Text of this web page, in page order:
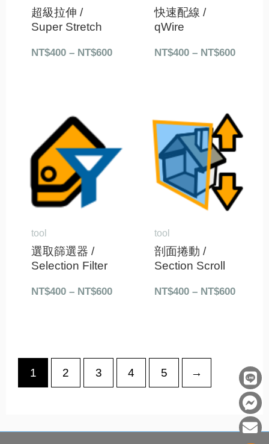
L
i
n
e
F
a
c
e
b
E
n
v
e
l
超級拉伸 /
Super Stretch
NT$400 – NT$600
快速配線 /
qWire
NT$400 – NT$600
tool
選取篩選器 /
Selection Filter
NT$400 – NT$600
圍：
tool
剖面捲動 /
Section Scroll
NT$400 – NT$600
格
範
圍：
NT$600
1 2 3 4 5 →